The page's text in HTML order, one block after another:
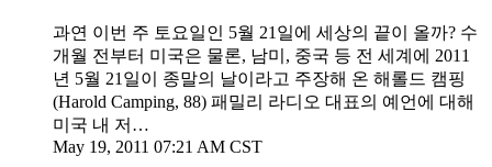
과연 이번 주 토요일인 5월 21일에 세상의 끝이 올까? 수
개월 전부터 미국은 물론, 남미, 중국 등 전 세계에 2011
년 5월 21일이 종말의 날이라고 주장해 온 해롤드 캠핑
(Harold Camping, 88) 패밀리 라디오 대표의 예언에 대해
미국 내 저…
May 19, 2011 07:21 AM CST